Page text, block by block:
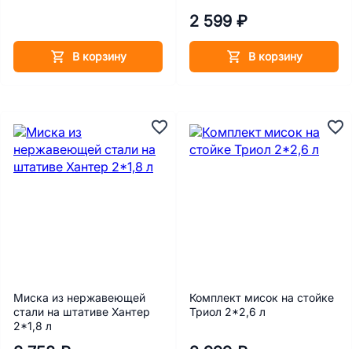
В корзину
2 599 ₽
В корзину
Миска из нержавеющей
стали на штативе Хантер
2*1,8 л
Комплект мисок на стойке
Триол 2*2,6 л